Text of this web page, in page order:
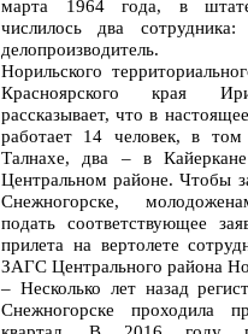
марта 1964 года, в
числилось два
делопроизводитель.
Норильского
Красноярского края
рассказывает, что в
работает 14 человек, в
Талнахе, два – в
Центральном районе. Чтобы
Снежногорске,
подать соответствующее
прилета на вертолете
ЗАГС Центрального района
– Несколько лет назад
Снежногорске проходила